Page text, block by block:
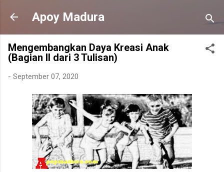
Langsung ke konten utama
Apoy Madura
Mengembangkan Daya Kreasi Anak
(Bagian II dari 3 Tulisan)
- September 07, 2020